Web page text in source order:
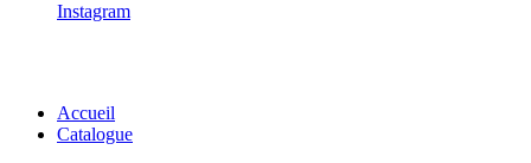
Instagram
Accueil
Catalogue